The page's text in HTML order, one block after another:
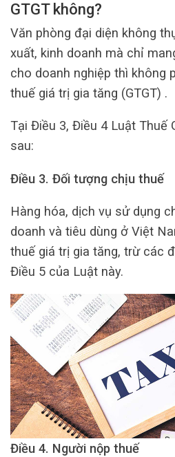
GTGT không?
Văn phòng đại diện không
xuất, kinh doanh mà chỉ
cho doanh nghiệp thì không
thuế giá trị gia tăng (GTGT) .
Tại Điều 3, Điều 4 Luật Thuế
sau:
Điều 3. Đối tượng chịu thuế
Hàng hóa, dịch vụ sử dụng
doanh và tiêu dùng ở Việt
thuế giá trị gia tăng, trừ các
Điều 5 của Luật này.
Điều 4. Người nộp thuế